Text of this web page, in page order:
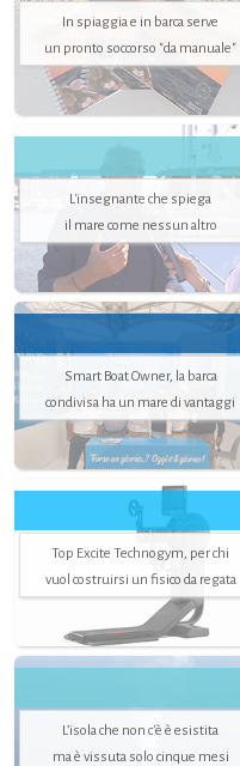
In spiaggia e in barca serve
un pronto soccorso "da manuale"
L'insegnante che spiega
il mare come nessun altro
Smart Boat Owner, la barca
condivisa ha un mare di vantaggi
Top Excite Technogym, per chi
vuol costruirsi un fisico da regata
L’isola che non c'è è esistita
ma è vissuta solo cinque mesi